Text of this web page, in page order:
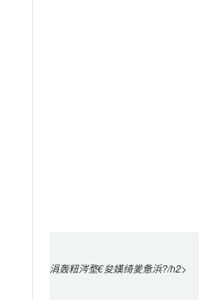
涓轰粈涔堥€夋嫨绮夎惫浜?/h2>